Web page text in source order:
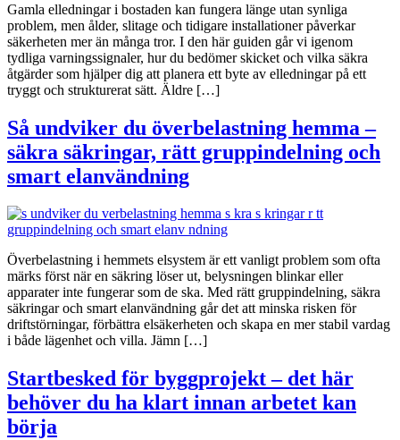
Gamla elledningar i bostaden kan fungera länge utan synliga
problem, men ålder, slitage och tidigare installationer påverkar
säkerheten mer än många tror. I den här guiden går vi igenom
tydliga varningssignaler, hur du bedömer skicket och vilka säkra
åtgärder som hjälper dig att planera ett byte av elledningar på ett
tryggt och strukturerat sätt. Äldre […]
Så undviker du överbelastning hemma –
säkra säkringar, rätt gruppindelning och
smart elanvändning
Överbelastning i hemmets elsystem är ett vanligt problem som ofta
märks först när en säkring löser ut, belysningen blinkar eller
apparater inte fungerar som de ska. Med rätt gruppindelning, säkra
säkringar och smart elanvändning går det att minska risken för
driftstörningar, förbättra elsäkerheten och skapa en mer stabil vardag
i både lägenhet och villa. Jämn […]
Startbesked för byggprojekt – det här
behöver du ha klart innan arbetet kan
börja